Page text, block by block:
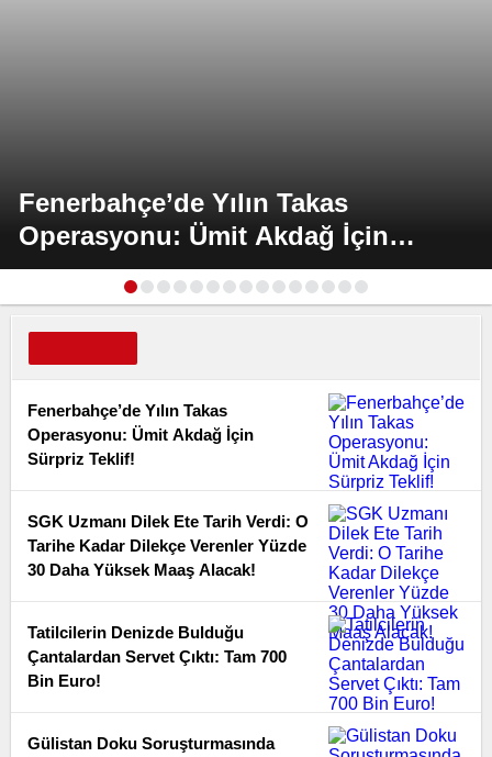
Fenerbahçe’de Yılın Takas
Operasyonu: Ümit Akdağ İçin
Sürpriz Teklif!
Fenerbahçe’de Yılın Takas
Operasyonu: Ümit Akdağ İçin
Sürpriz Teklif!
SGK Uzmanı Dilek Ete Tarih Verdi: O
Tarihe Kadar Dilekçe Verenler Yüzde
30 Daha Yüksek Maaş Alacak!
Tatilcilerin Denizde Bulduğu
Çantalardan Servet Çıktı: Tam 700
Bin Euro!
Gülistan Doku Soruşturmasında